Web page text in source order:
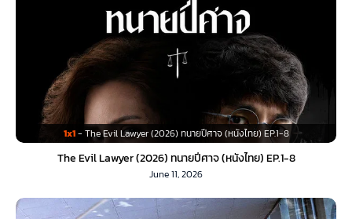
1x1- The Evil Lawyer (2026) ทนายปีศาจ (หนังไทย) EP.1-8
The Evil Lawyer (2026) ทนายปีศาจ (หนังไทย) EP.1-8
June 11, 2026